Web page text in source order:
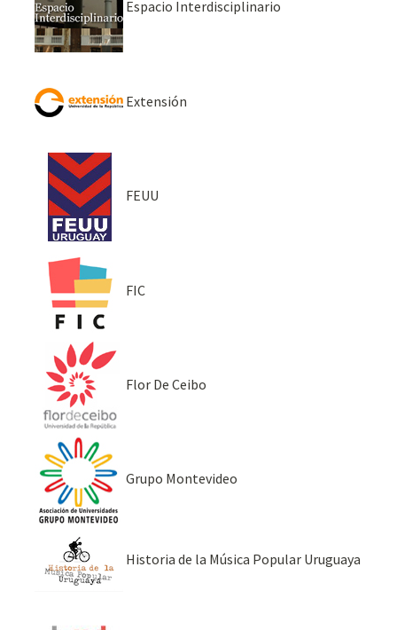
Espacio Interdisciplinario
Extensión
FEUU
FIC
Flor De Ceibo
Grupo Montevideo
Historia de la Música Popular Uruguaya